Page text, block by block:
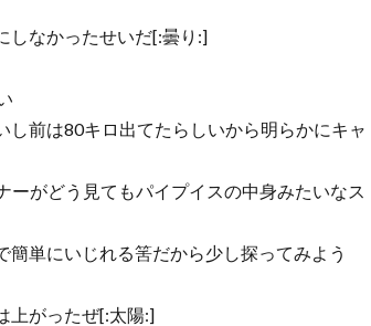
しなかったせいだ[:曇り:]
前は80キロ出てたらしいから明らかにキャ
ーがどう見てもパイプイスの中身みたいなス
単にいじれる筈だから少し探ってみよう
上がったぜ[:太陽:]